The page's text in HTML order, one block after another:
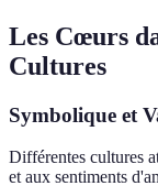
Les Cœurs
Cultures
Symbolique et
Différentes cultures
et aux sentiments